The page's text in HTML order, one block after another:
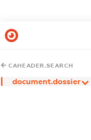
CAHEADER.SEARCH
document.dossier